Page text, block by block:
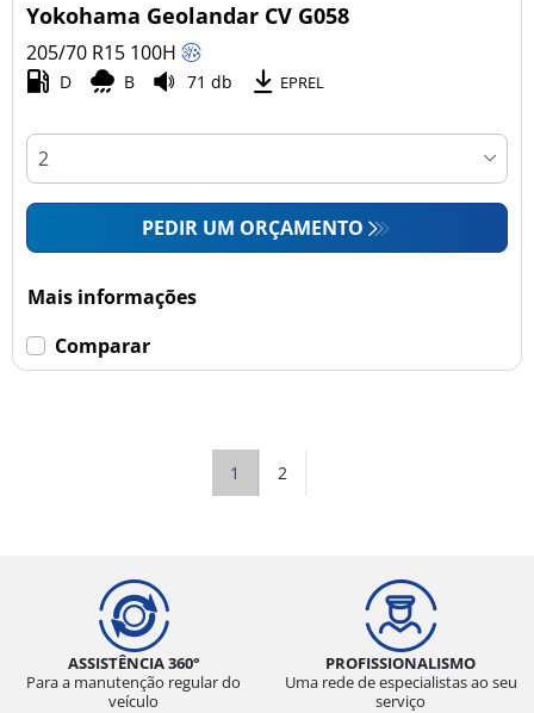
Yokohama Geolandar CV G058
205/70 R15 100H
D B 71 db EPREL
PEDIR UM ORÇAMENTO
Mais informações
Comparar
1 2
ASSISTÊNCIA 360°
Para a manutenção regular do
veículo
PROFISSIONALISMO
Uma rede de especialistas ao seu
serviço